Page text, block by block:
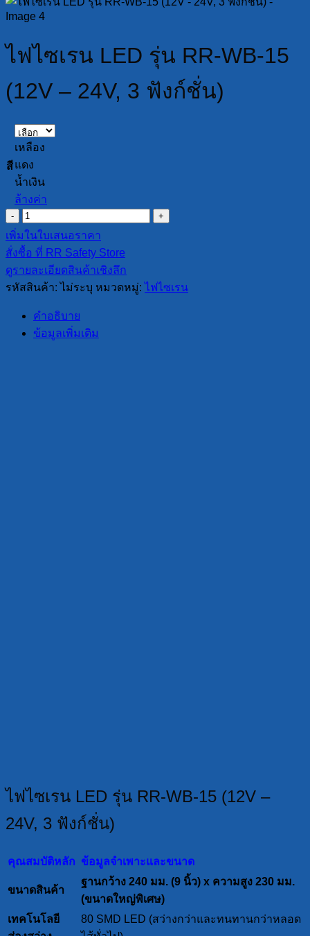
ไฟไซเรน LED รุ่น RR-WB-15
(12V – 24V, 3 ฟังก์ชั่น)
สี
เหลือง
แดง
น้ำเงิน
ล้างค่า
จำนวน
ไฟ
ไซเรน
LED
รุ่น
WB-
15
(12V
เพิ่มในใบเสนอราคา
สั่งซื้อ ที่ RR Safety Store
ดูรายละเอียดสินค้าเชิงลึก
รหัสสินค้า:ไม่ระบุ หมวดหมู่:ไฟไซเรน
คำอธิบาย
ข้อมูลเพิ่มเติม
ไฟไซเรน LED รุ่น RR-WB-15 (12V –
24V, 3 ฟังก์ชั่น)
คุณสมบัติหลัก ข้อมูลจำเพาะและขนาด
ขนาดสินค้า
ฐานกว้าง 240 มม. (9 นิ้ว) x ความสูง 230 มม.
(ขนาดใหญ่พิเศษ)
เทคโนโลยี
80 SMD LED (สว่างกว่าและทนทานกว่าหลอด